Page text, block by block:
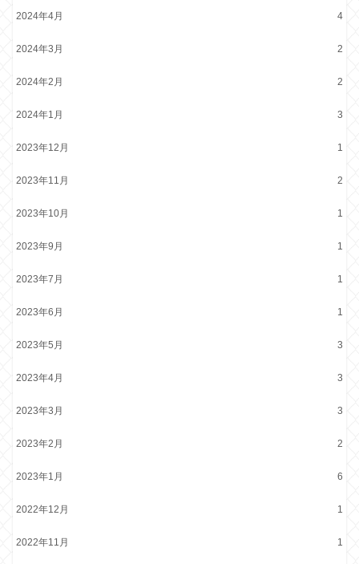
2024年4月 4
2024年3月 2
2024年2月 2
2024年1月 3
2023年12月 1
2023年11月 2
2023年10月 1
2023年9月 1
2023年7月 1
2023年6月 1
2023年5月 3
2023年4月 3
2023年3月 3
2023年2月 2
2023年1月 6
2022年12月 1
2022年11月 1